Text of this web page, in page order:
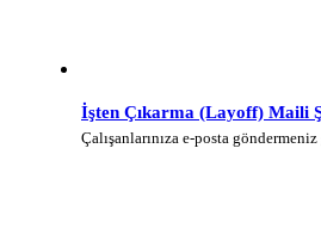
İşten Çıkarma (Layoff) Maili
Çalışanlarınıza e-posta